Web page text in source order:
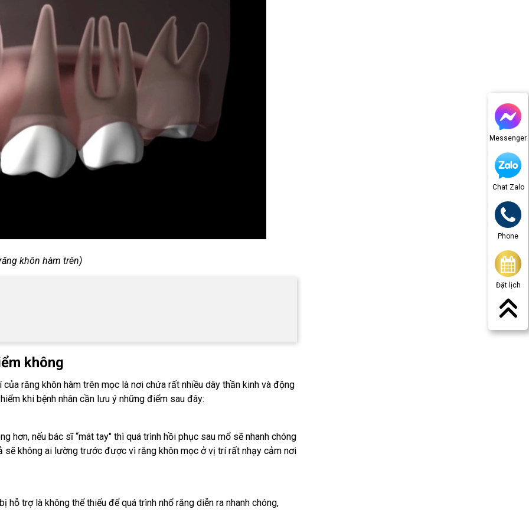
Messenger
Chat Zalo
Phone
Đặt lịch
khôn hàm trên)
không
răng khôn hàm trên mọc là nơi chứa rất nhiều dây thần kinh và động
khi bệnh nhân cần lưu ý những điểm sau đây:
hơn, nếu bác sĩ “mát tay" thì quá trình hồi phục sau mổ sẽ nhanh chóng
sẽ không ai lường trước được vì răng khôn mọc ở vị trí rất nhạy cảm nơi
trợ là không thể thiếu để quá trình nhổ răng diễn ra nhanh chóng,